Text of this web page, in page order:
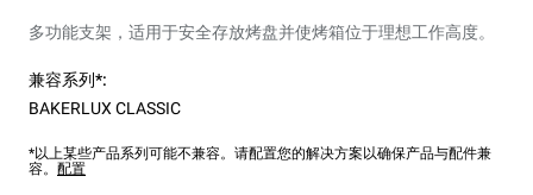
多功能支架，适用于安全存放烤盘并使烤箱位于理想​​工作高度。
兼容系列*:
BAKERLUX CLASSIC
*以上某些产品系列可能不兼容。请配置您的解决方案以确保产品与配件兼
容。 配置